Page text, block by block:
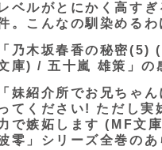
ベルがとにかく高すぎ
。こんなの馴染めるわ
夏乃実」の感想
「乃木坂春香の秘密(5)
庫) / 五十嵐 雄策」の
「妹紹介所でお兄ちゃん
てください! ただし実
で嫉妬します (MF文
零」シリーズ全巻のあ